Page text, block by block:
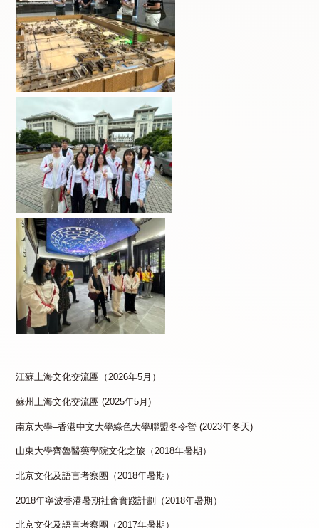
江蘇上海文化交流團（2026年5月）
蘇州上海文化交流團 (2025年5月)
南京大學–香港中文大學綠色大學聯盟冬令營 (2023年冬天)
山東大學齊魯醫藥學院文化之旅（2018年暑期）
北京文化及語言考察團（2018年暑期）
2018年寧波香港暑期社會實踐計劃（2018年暑期）
北京文化及語言考察團（2017年暑期）